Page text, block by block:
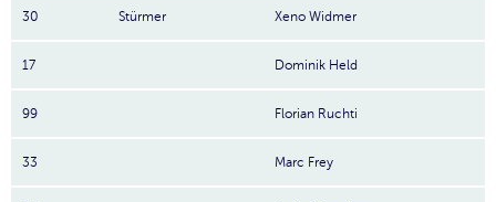
30 Stürmer Xeno Widmer
17 Dominik Held
99 Florian Ruchti
33 Marc Frey